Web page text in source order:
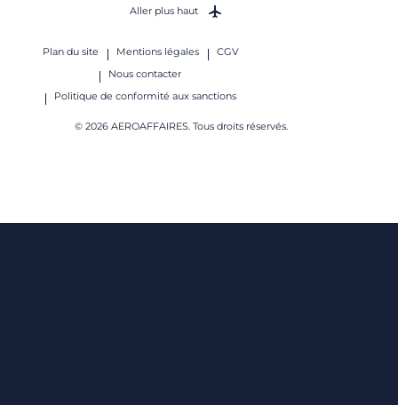
Plan du site Mentions légales
CGV
Nous contacter
Politique de conformité aux sanctions
© 2026 AEROAFFAIRES. Tous droits réservés.
Aller plus haut